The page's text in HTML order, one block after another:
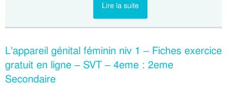
Lire la suite
L’appareil génital féminin niv 1 – Fiches exercice
gratuit en ligne – SVT – 4eme : 2eme
Secondaire